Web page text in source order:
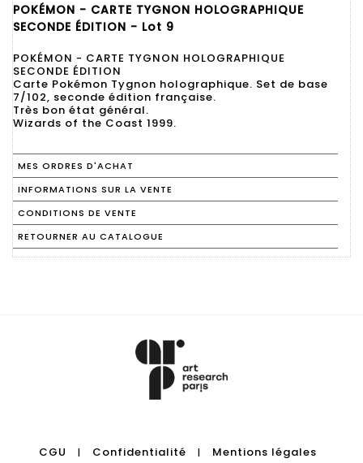
POKÉMON - CARTE TYGNON HOLOGRAPHIQUE
SECONDE ÉDITION - Lot 9
POKÉMON - CARTE TYGNON HOLOGRAPHIQUE
SECONDE ÉDITION
Carte Pokémon Tygnon holographique. Set de base
7/102, seconde édition française.
Très bon état général.
Wizards of the Coast 1999.
MES ORDRES D'ACHAT
INFORMATIONS SUR LA VENTE
CONDITIONS DE VENTE
RETOURNER AU CATALOGUE
CGU | Confidentialité | Mentions légales